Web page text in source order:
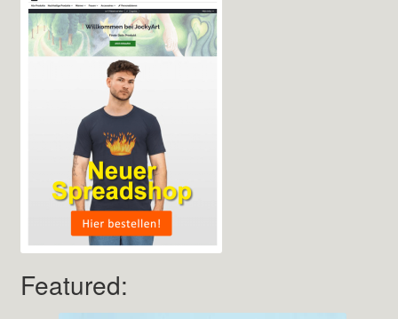
Featured: